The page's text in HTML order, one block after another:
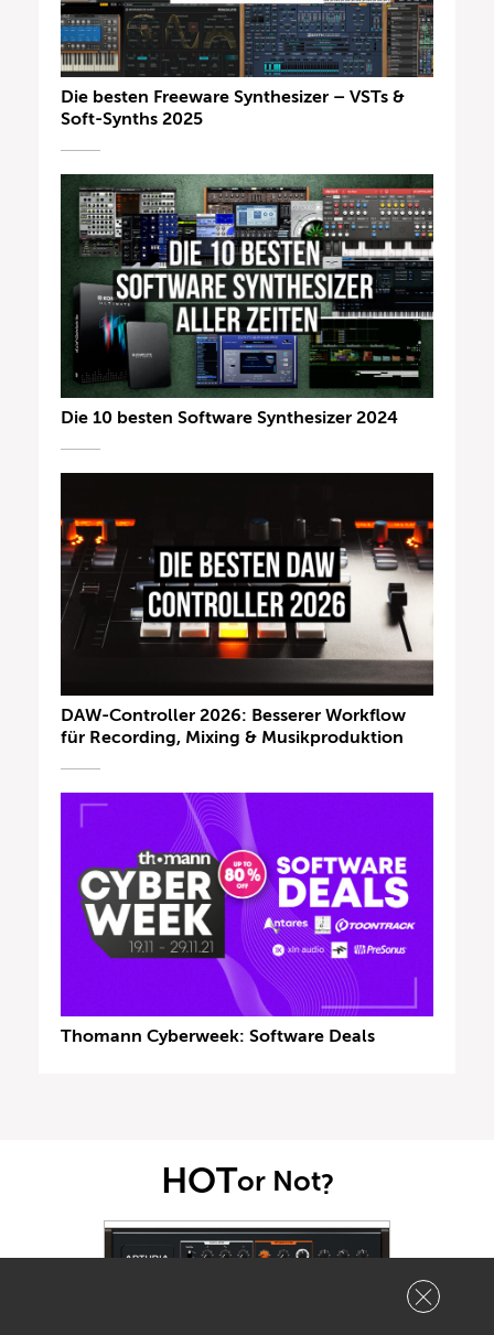
Die besten Freeware Synthesizer – VSTs &
Soft-Synths 2025
Die 10 besten Software Synthesizer 2024
DAW-Controller 2026: Besserer Workflow
für Recording, Mixing & Musikproduktion
Thomann Cyberweek: Software Deals
HOTor Not?